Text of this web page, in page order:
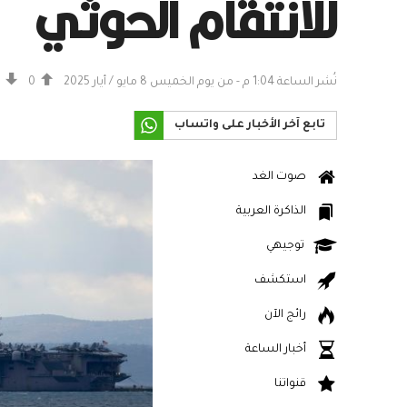
نُشر الساعة 1:04 م - من يوم الخميس 8 مايو / أيار 2025 0
تابع آخر الأخبار على واتساب
صوت الغد
الذاكرة العربية
توجيهي
استكشف
رائج الآن
أخبار الساعة
قنواتنا